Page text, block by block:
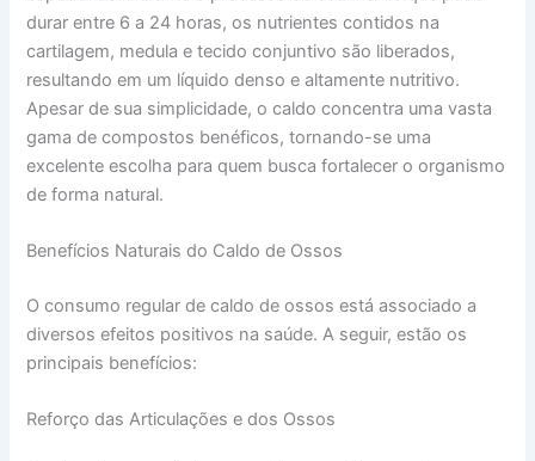
durar entre 6 a 24 horas, os nutrientes contidos na
cartilagem, medula e tecido conjuntivo são liberados,
resultando em um líquido denso e altamente nutritivo.
Apesar de sua simplicidade, o caldo concentra uma vasta
gama de compostos benéficos, tornando-se uma
excelente escolha para quem busca fortalecer o organismo
de forma natural.
Benefícios Naturais do Caldo de Ossos
O consumo regular de caldo de ossos está associado a
diversos efeitos positivos na saúde. A seguir, estão os
principais benefícios:
Reforço das Articulações e dos Ossos